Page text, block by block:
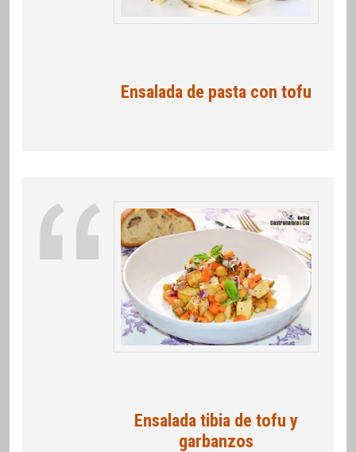
Ensalada de pasta con tofu
Ensalada tibia de tofu y
garbanzos